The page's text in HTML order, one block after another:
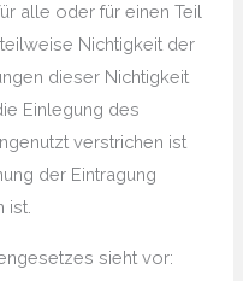
alle oder für einen Teil
Nichtigkeit der
dieser Nichtigkeit
Einlegung des
verstrichen ist
der Eintragung
ist.
sieht vor: